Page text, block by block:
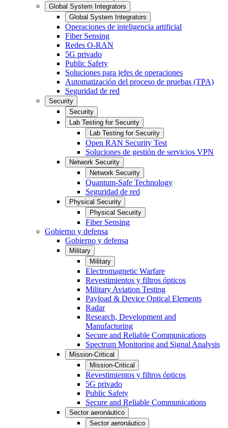
Global System Integrators
Global System Integrators
Operaciones de inteligencia artificial
Fiber Sensing
Redes O-RAN
5G privado
Public Safety
Soluciones para jefes de operaciones
Automatización del proceso de pruebas (TPA)
Seguridad de red
Security
Security
Lab Testing for Security
Lab Testing for Security
Open RAN Security Test
Soluciones de gestión de servicios VPN
Network Security
Network Security
Quantum-Safe Technology
Seguridad de red
Physical Security
Physical Security
Fiber Sensing
Gobierno y defensa
Gobierno y defensa
Military
Military
Electromagnetic Warfare
Revestimientos y filtros ópticos
Military Aviation Testing
Payload & Device Optical Elements
Radar
Research, Development and
Manufacturing
Secure and Reliable Communications
Spectrum Monitoring and Signal Analysis
Mission-Critical
Mission-Critical
Revestimientos y filtros ópticos
5G privado
Public Safety
Secure and Reliable Communications
Sector aeronáutico
Sector aeronáutico